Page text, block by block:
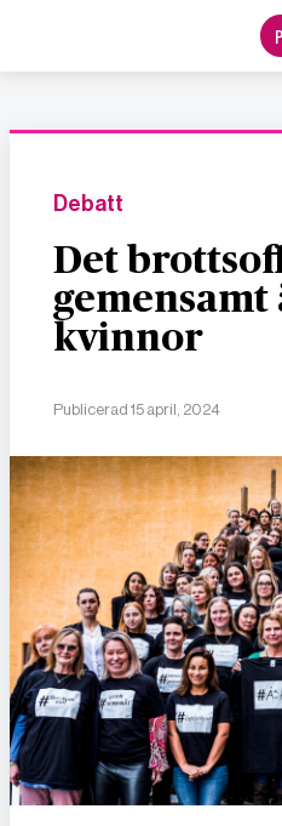
Debatt
Det
kvinnor
Publicerad 15 april, 2024